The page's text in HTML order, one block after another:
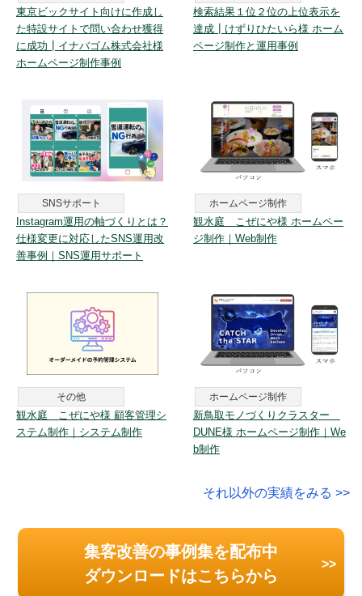
東京ビックサイト向けに作成し
た特設サイトで問い合わせ獲得
に成功┃イナバゴム株式会社様
ホームページ制作事例
検索結果１位２位の上位表示を
達成┃けずりひたいら様 ホーム
ページ制作と運用事例
SNSサポート
Instagram運用の軸づくりとは？
仕様変更に対応したSNS運用改
善事例｜SNS運用サポート
ホームページ制作
観水庭 こぜにや様 ホームペー
ジ制作｜Web制作
その他
観水庭 こぜにや様 顧客管理シ
ステム制作｜システム制作
ホームページ制作
新鳥取モノづくりクラスター
DUNE様 ホームページ制作｜We
b制作
それ以外の実績をみる >>
集客改善の事例集を配布中
ダウンロードはこちらから